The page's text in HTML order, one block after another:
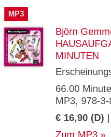
MP3
Björn
MINUTEN
66.00
MP3, 978-
€ 16,90 (D)
Zum MP3